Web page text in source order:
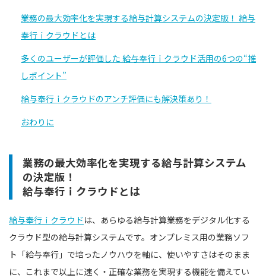
業務の最大効率化を実現する給与計算システムの決定版！ 給与
奉行ｉクラウドとは
多くのユーザーが評価した 給与奉行ｉクラウド活用の6つの“推
しポイント”
給与奉行ｉクラウドのアンチ評価にも解決策あり！
おわりに
業務の最大効率化を実現する給与計算システム
の決定版！
給与奉行ｉクラウドとは
給与奉行ｉクラウドは、あらゆる給与計算業務をデジタル化する
クラウド型の給与計算システムです。オンプレミス用の業務ソフ
ト「給与奉行」で培ったノウハウを軸に、使いやすさはそのまま
に、これまで以上に速く・正確な業務を実現する機能を備えてい